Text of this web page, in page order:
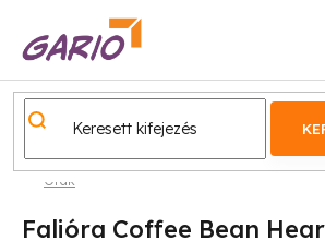
Órák
Falióra Coffee Bean